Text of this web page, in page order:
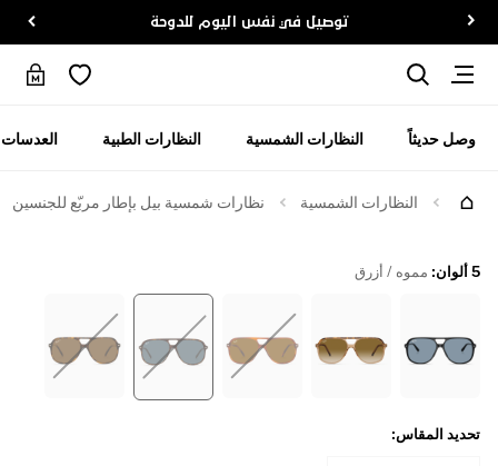
توصيل في نفس اليوم للدوحة
وصل حديثاً النظارات الشمسية النظارات الطبية
النظارات الشمسية نظارات شمسية بيل بإطار مربّع للجنسين
5 ألوان : مموه / أزرق
تحديد المقاس: